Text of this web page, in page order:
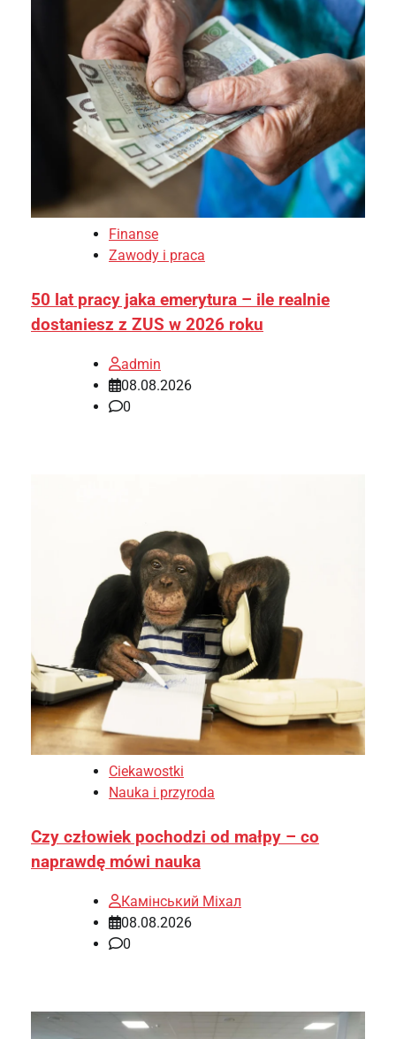
Finanse
Zawody i praca
50 lat pracy jaka emerytura – ile realnie
dostaniesz z ZUS w 2026 roku
admin
08.08.2026
0
Ciekawostki
Nauka i przyroda
Czy człowiek pochodzi od małpy – co
naprawdę mówi nauka
Камінський Міхал
08.08.2026
0